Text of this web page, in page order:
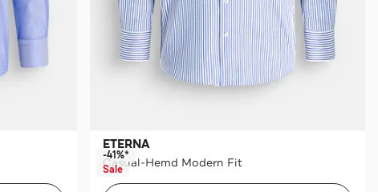
ETERNA
Casual-Hemd Modern Fit
-41%*
Sale